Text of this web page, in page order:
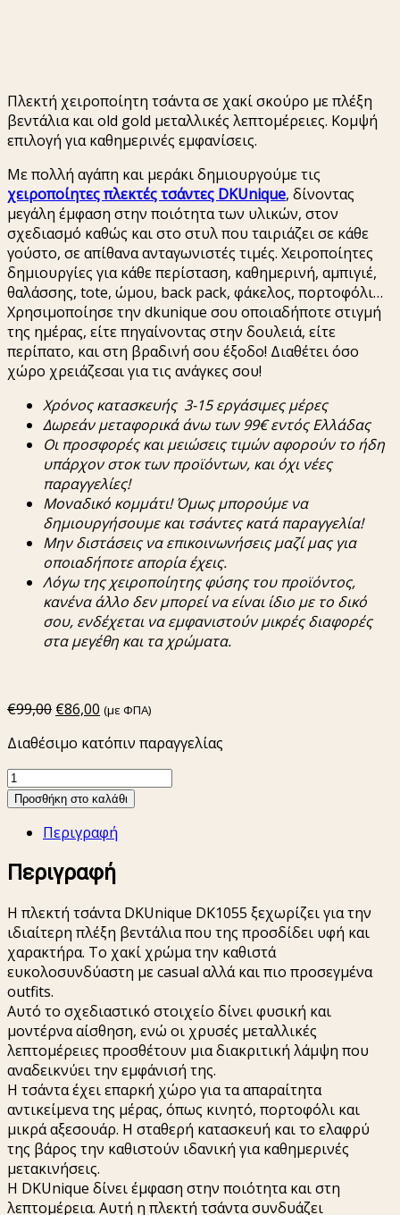
Πλεκτή χειροποίητη τσάντα σε χακί σκούρο με πλέξη
βεντάλια και old gold μεταλλικές λεπτομέρειες. Κομψή
επιλογή για καθημερινές εμφανίσεις.
Με πολλή αγάπη και μεράκι δημιουργούμε τις
χειροποίητες πλεκτές τσάντες DKUnique, δίνοντας
μεγάλη έμφαση στην ποιότητα των υλικών, στον
σχεδιασμό καθώς και στο στυλ που ταιριάζει σε κάθε
γούστο, σε απίθανα ανταγωνιστές τιμές. Χειροποίητες
δημιουργίες για κάθε περίσταση, καθημερινή, αμπιγιέ,
θαλάσσης, tote, ώμου, back pack, φάκελος, πορτοφόλι…
Χρησιμοποίησε την dkunique σου οποιαδήποτε στιγμή
της ημέρας, είτε πηγαίνοντας στην δουλειά, είτε
περίπατο, και στη βραδινή σου έξοδο! Διαθέτει όσο
χώρο χρειάζεσαι για τις ανάγκες σου!
Χρόνος κατασκευής 3-15εργάσιμες μέρες
Δωρεάν μεταφορικά άνω των99€εντός Ελλάδας
Οιπροσφορές και μειώσεις τιμών αφορούν το ήδη
υπάρχον στοκ τωνπροϊόντων, και όχι νέες
παραγγελίες!
Μοναδικό κομμάτι!Όμως μπορούμε να
δημιουργήσουμε και τσάντες κατάπαραγγελία!
Μην διστάσεις να επικοινωνήσεις μαζί μας για
οποιαδήποτε απορία έχεις.
Λόγω της χειροποίητης φύσης τουπροϊόντος,
κανένα άλλο δεν μπορεί να είναι ίδιο με το δικό
σου, ενδέχεται να εμφανιστούν μικρές διαφορές
στα μεγέθη και τα χρώματα.
€99,00 Original
was:
€99,00.
€86,00 Η
τιμή
είναι:
€86,00.
(με ΦΠΑ)
Διαθέσιμο κατόπιν παραγγελίας
Πλεκτή
Τσάντα
DKUnique
ποσότητα
Προσθήκη στο καλάθι
Περιγραφή
Περιγραφή
Η πλεκτή τσάντα DKUnique DK1055 ξεχωρίζει για την
ιδιαίτερη πλέξη βεντάλια που της προσδίδει υφή και
χαρακτήρα. Το χακί χρώμα την καθιστά
ευκολοσυνδύαστη με casual αλλά και πιο προσεγμένα
outfits.
Αυτό το σχεδιαστικό στοιχείο δίνει φυσική και
μοντέρνα αίσθηση, ενώ οι χρυσές μεταλλικές
λεπτομέρειες προσθέτουν μια διακριτική λάμψη που
αναδεικνύει την εμφάνισή της.
Η τσάντα έχει επαρκή χώρο για τα απαραίτητα
αντικείμενα της μέρας, όπως κινητό, πορτοφόλι και
μικρά αξεσουάρ. Η σταθερή κατασκευή και το ελαφρύ
της βάρος την καθιστούν ιδανική για καθημερινές
μετακινήσεις.
Η DKUnique δίνει έμφαση στην ποιότητα και στη
λεπτομέρεια. Αυτή η πλεκτή τσάντα συνδυάζει